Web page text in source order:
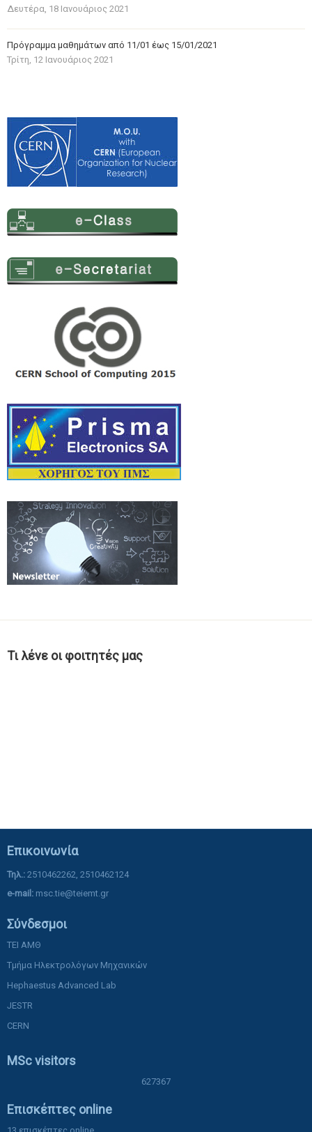
Δευτέρα, 18 Ιανουάριος 2021
Πρόγραμμα μαθημάτων από 11/01 έως 15/01/2021
Τρίτη, 12 Ιανουάριος 2021
Τι λένε οι φοιτητές μας
Επικοινωνία
Τηλ.: 2510462262, 2510462124
e-mail: msc.tie@teiemt.gr
Σύνδεσμοι
ΤΕΙ ΑΜΘ
Τμήμα Ηλεκτρολόγων Μηχανικών
Hephaestus Advanced Lab
JESTR
CERN
MSc visitors
627367
Επισκέπτες online